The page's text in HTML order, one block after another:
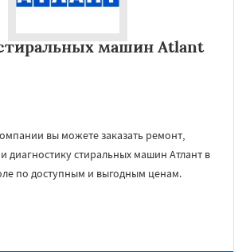
машин Atlant
вы можете заказать ремонт,
диагностику стиральных машин Атлант в
по доступным и выгодным ценам.